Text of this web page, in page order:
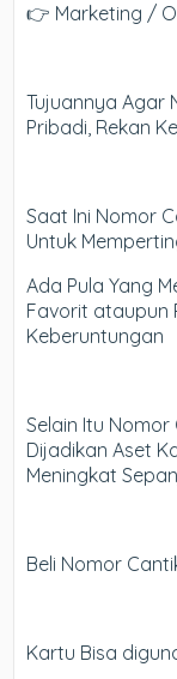
👉 Marketing /
Tujuannya Agar
Pribadi, Rekan
Saat Ini Nomor
Untuk
Ada Pula Yang
Favorit ataupun
Keberuntungan
Selain Itu Nomor
Dijadikan Aset
Meningkat
Beli Nomor
Kartu Bisa